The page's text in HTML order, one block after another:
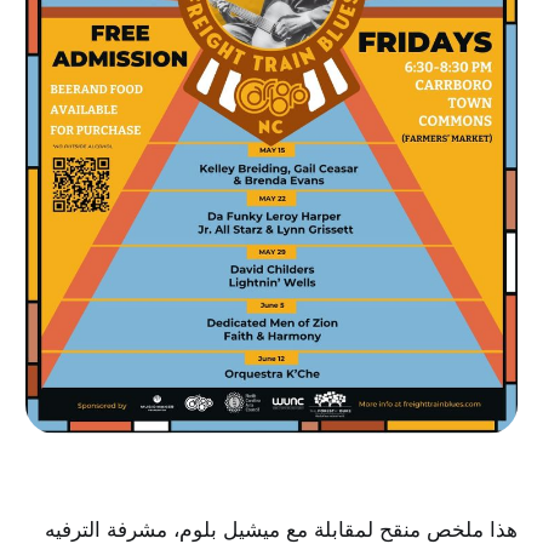
هذا ملخص منقح لمقابلة مع ميشيل بلوم، مشرفة الترفيه